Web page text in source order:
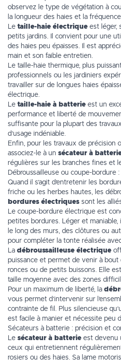
observez le type de végétation à
la longueur des haies et la
Le taille-haie électrique est léger,
petits jardins. Il convient pour une
des haies peu épaisses. Il est
main et son faible entretien.
Le taille-haie thermique, plus
professionnels ou les jardiniers
travailler sur de longues haies
électrique.
Le taille-haie à batterie est un
performance et liberté de
suffisante pour la plupart des
d’usage indéniable.
Enfin, pour les travaux de précision
associez-le à un sécateur à
régulières sur les branches fines et
Débroussailleuse ou coupe-bordure
Quand il s’agit d’entretenir les
friche ou les herbes hautes, les
bordures électriques sont les
Le coupe-bordure électrique est
petites bordures. Léger et maniable,
le long des murs, des clôtures ou
pour compléter la tonte réalisée
La débroussailleuse électrique
puissance et permet de venir à bout
ronces ou de petits buissons. Elle
taille moyenne avec des zones
Pour un maximum de liberté, la
vous permet d’intervenir sur
contrainte de fil. Plus silencieuse
est facile à manier et nécessite peu
Sécateurs à batterie : précision et
Le sécateur à batterie est devenu
ceux qui entretiennent
rosiers ou des haies. Sa lame